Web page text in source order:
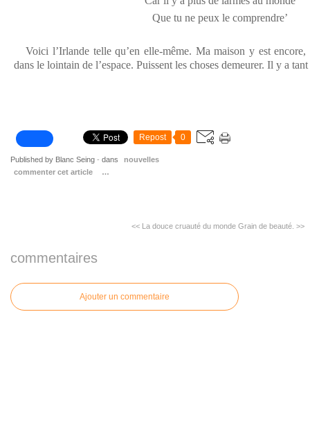
Que tu ne peux le comprendre’
Voici l’Irlande telle qu’en elle-même. Ma maison y est
dans le lointain de l’espace. Puissent les choses demeurer. Il y a
Repost 0
Published by Blanc Seing - dans
nouvelles
commenter cet article
…
<< La douce cruauté du monde Grain de beauté. >>
commentaires
Ajouter un commentaire